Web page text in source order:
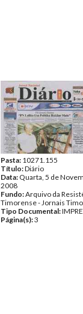
Pasta: 10271.155
Título:Diário
Data: Quarta, 5 de
2008
Fundo:Arquivo da
Timorense - Jornais
Tipo Documental:
Página(s):3